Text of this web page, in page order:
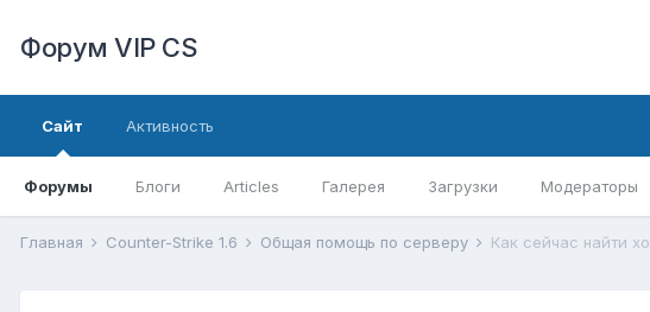
Форум VIP CS
Сайт
Форумы Блоги Articles Галерея Загрузки Модераторы
Активность
Главная Counter-Strike 1.6 Общая помощь по серверу Как сейчас найти